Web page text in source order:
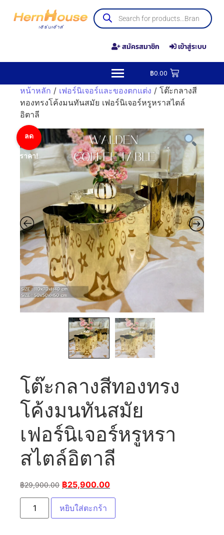
สมัครสมาชิก เข้าสู่ระบบ
฿0.00
หน้าหลัก / เฟอร์นิเจอร์และของตกแต่ง / โต๊ะกลางสี
ทองทรงโค้งมนทันสมัย ​​เฟอร์นิเจอร์หรูหราสไตล์
อิตาลี
ลด
ราคา!
โต๊ะกลางสีทองทรง
โค้งมนทันสมัย ​​
เฟอร์นิเจอร์หรูหรา
สไตล์อิตาลี
฿29,900.00 ฿25,900.00
หยิบใส่ตะกร้า